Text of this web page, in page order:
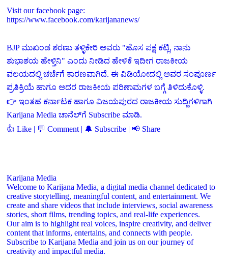
Visit our facebook page:
https://www.facebook.com/karijananews/
BJP ಮುಖಂಡ ಶರಣು ತಳ್ಳಿಕೇರಿ ಅವರು "ಹೊಸ ಪಕ್ಷ ಕಟ್ಲಿ, ನಾನು
ಶುಭಾಶಯ ಹೇಳ್ತಿನಿ" ಎಂದು ನೀಡಿದ ಹೇಳಿಕೆ ಇದೀಗ ರಾಜಕೀಯ
ವಲಯದಲ್ಲಿ ಚರ್ಚೆಗೆ ಕಾರಣವಾಗಿದೆ. ಈ ವಿಡಿಯೋದಲ್ಲಿ ಅವರ ಸಂಪೂರ್ಣ
ಪ್ರತಿಕ್ರಿಯೆ ಹಾಗೂ ಅದರ ರಾಜಕೀಯ ಪರಿಣಾಮಗಳ ಬಗ್ಗೆ ತಿಳಿದುಕೊಳ್ಳಿ.
👉 ಇಂತಹ ಕರ್ನಾಟಕ ಹಾಗೂ ವಿಜಯಪುರದ ರಾಜಕೀಯ ಸುದ್ದಿಗಳಿಗಾಗಿ
Karijana Media ಚಾನೆಲ್‌ಗೆ Subscribe ಮಾಡಿ.
👍 Like | 💬 Comment | 🔔 Subscribe | 📢 Share
Karijana Media
Welcome to Karijana Media, a digital media channel dedicated to
creative storytelling, meaningful content, and entertainment. We
create and share videos that include interviews, social awareness
stories, short films, trending topics, and real-life experiences.
Our aim is to highlight real voices, inspire creativity, and deliver
content that informs, entertains, and connects with people.
Subscribe to Karijana Media and join us on our journey of
creativity and impactful media.